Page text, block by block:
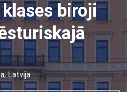
biroji
Latvija